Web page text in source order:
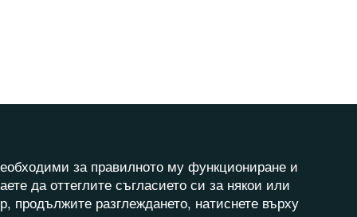
за правилното му функциониране и
да оттеглите съгласието си за някои или
продължите разглеждането, натиснете върху